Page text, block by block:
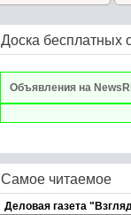
вкусные сами...
Доска бесплатных
Объявления на
Самое читаемое